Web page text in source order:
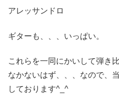
アレッサンドロ
ギターも、、、いっぱい。
これらを一同にかいして弾き
なかないはず、、、なので、
しております^_^